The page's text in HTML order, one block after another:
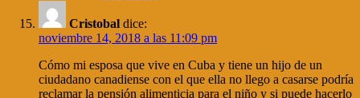
Cristobal dice:
noviembre 14, 2018 a las 11:09 pm
Cómo mi esposa que vive en Cuba y tiene un hijo de un
ciudadano canadiense con el que ella no llego a casarse podría
reclamar la pensión alimenticia para el niño y si puede hacerlo